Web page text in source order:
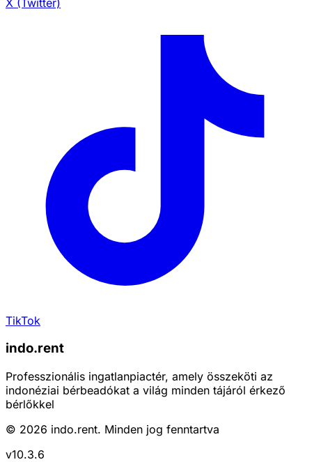
TikTok
indo.rent
Professzionális ingatlanpiactér, amely összeköti az
indonéziai bérbeadókat a világ minden tájáról érkező
bérlőkkel
© 2026 indo.rent. Minden jog fenntartva
v10.3.6